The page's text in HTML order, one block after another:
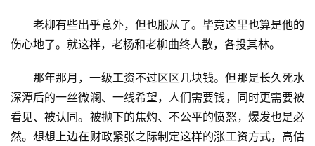
老柳有些出乎意外，但也服从了。毕竟这里也算是他的
伤心地了。就这样，老杨和老柳曲终人散，各投其林。
那年那月，一级工资不过区区几块钱。但那是长久死水
深潭后的一丝微澜、一线希望，人们需要钱，同时更需要被
看见、被认同。被抛下的焦灼、不公平的愤怒，爆发也是必
然。想想上边在财政紧张之际制定这样的涨工资方式，高估